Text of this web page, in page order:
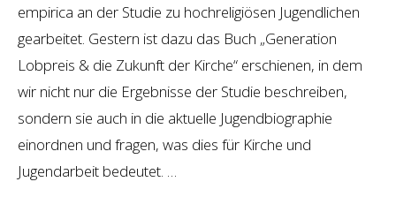
empirica an der Studie zu hochreligiösen Jugendlichen
gearbeitet. Gestern ist dazu das Buch „Generation
Lobpreis & die Zukunft der Kirche“ erschienen, in dem
wir nicht nur die Ergebnisse der Studie beschreiben,
sondern sie auch in die aktuelle Jugendbiographie
einordnen und fragen, was dies für Kirche und
Jugendarbeit bedeutet. …